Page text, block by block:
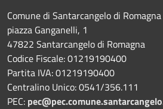
Comune di Santarcangelo di Romagna
piazza Ganganelli, 1
47822 Santarcangelo di Romagna
Codice Fiscale: 01219190400
Partita IVA: 01219190400
Centralino Unico: 0541/356.111
PEC: